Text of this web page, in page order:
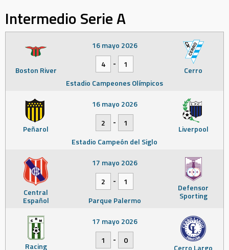
Intermedio Serie A
Boston River Cerro
16 mayo 2026
4
-
1
Estadio Campeones Olímpicos
Peñarol Liverpool
16 mayo 2026
2
-
1
Estadio Campeón del Siglo
Central
Español
Defensor
Sporting
17 mayo 2026
2
-
1
Parque Palermo
Racing Cerro Largo
17 mayo 2026
1
- 0